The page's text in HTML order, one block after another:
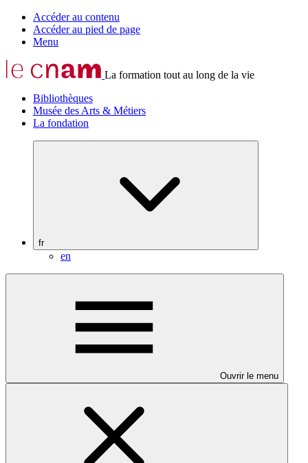
Accéder au contenu
Accéder au pied de page
Menu
La formation tout au long de la vie
Bibliothèques
Musée des Arts & Métiers
La fondation
fr
en
Ouvrir le menu